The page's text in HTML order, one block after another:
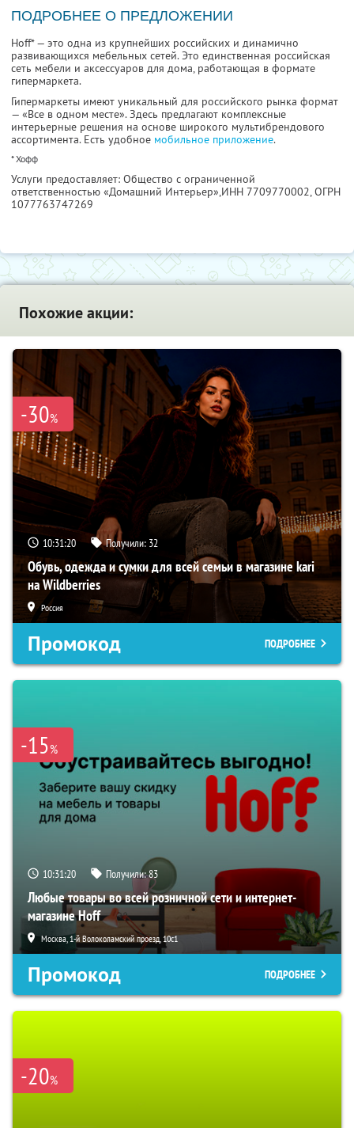
ПОДРОБНЕЕ О ПРЕДЛОЖЕНИИ
Hoff* — это одна из крупнейших российских и динамично
развивающихся мебельных сетей. Это единственная российская
сеть мебели и аксессуаров для дома, работающая в формате
гипермаркета.
Гипермаркеты имеют уникальный для российского рынка формат
— «Все в одном месте». Здесь предлагают комплексные
интерьерные решения на основе широкого мультибрендового
ассортимента. Есть удобное мобильное приложение.
* Хофф
Услуги предоставляет: Общество с ограниченной
ответственностью «Домашний Интерьер»,ИНН 7709770002, ОГРН
1077763747269
Похожие акции:
-30%
10:31:19 Получили: 32
Обувь, одежда и сумки для всей семьи в магазине kari
на Wildberries
Россия
Промокод ПОДРОБНЕЕ
-15%
10:31:19 Получили:83
Любые товары во всей розничной сети и интернет-
магазине Hoff
Москва, 1-й Волоколамский проезд, 10с1
Промокод ПОДРОБНЕЕ
-20%